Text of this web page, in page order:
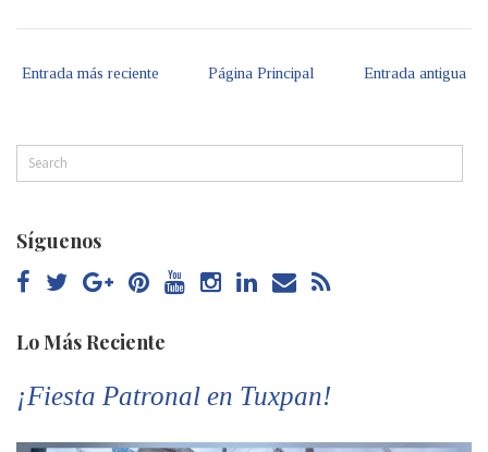
Entrada más reciente Entrada antigua
Página Principal
Síguenos
Lo Más Reciente
¡Fiesta Patronal en Tuxpan!